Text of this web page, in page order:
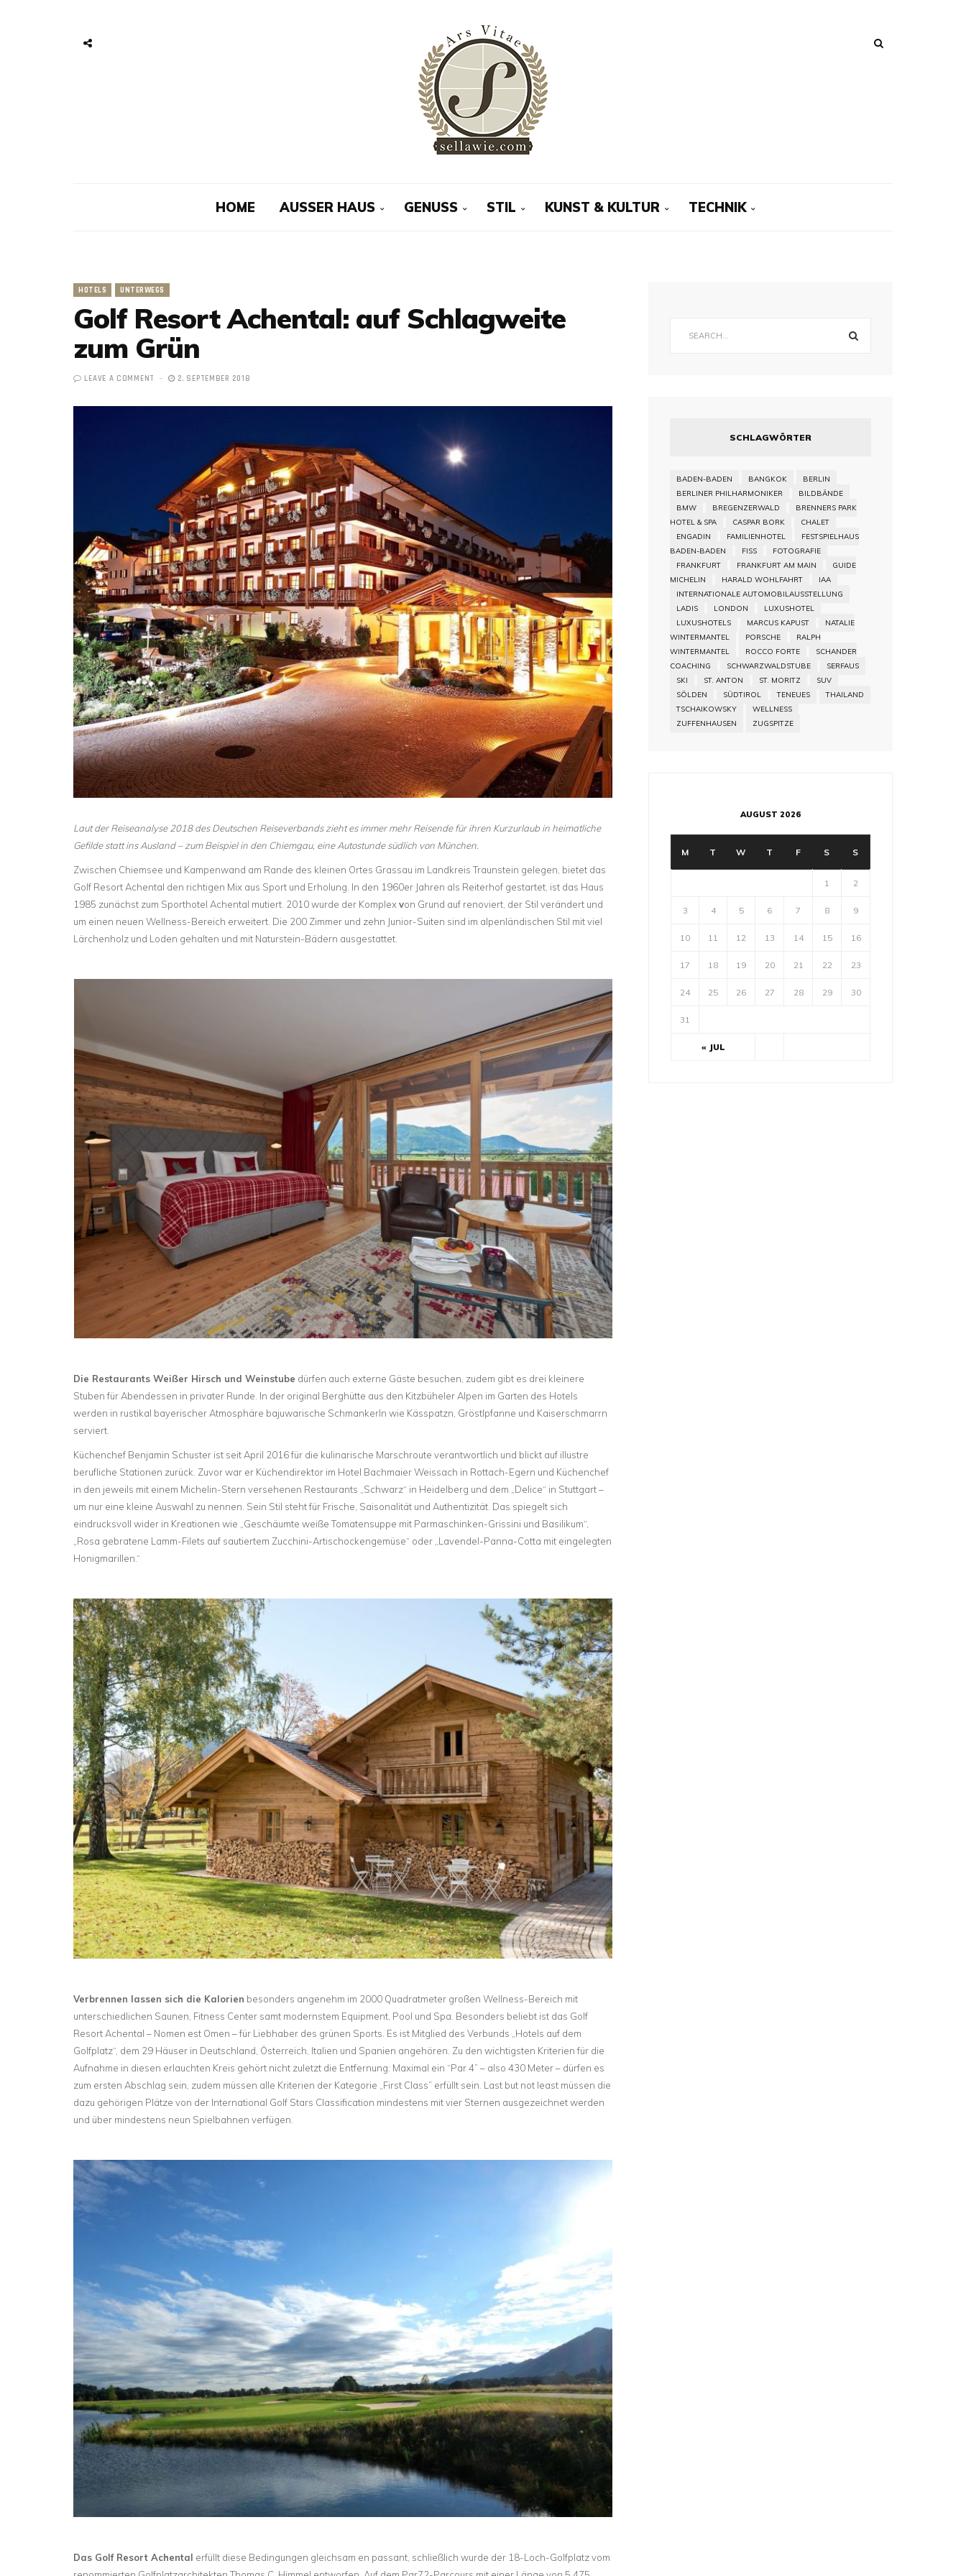
HOME AUSSER HAUS GENUSS STIL KUNST & KULTUR TECHNIK
HOTELS UNTERWEGS
Golf Resort Achental: auf Schlagweite
zum Grün
LEAVE A COMMENT 2. SEPTEMBER 2018
Laut der Reiseanalyse 2018 des Deutschen Reiseverbands zieht es immer mehr Reisende für ihren Kurzurlaub in heimatliche
Gefilde statt ins Ausland – zum Beispiel in den Chiemgau, eine Autostunde südlich von München.
Zwischen Chiemsee und Kampenwand am Rande des kleinen Ortes Grassau im Landkreis Traunstein gelegen, bietet das
Golf Resort Achental den richtigen Mix aus Sport und Erholung. In den 1960er Jahren als Reiterhof gestartet, ist das Haus
1985 zunächst zum Sporthotel Achental mutiert. 2010 wurde der Komplexvon Grund auf renoviert, der Stil verändert und
um einen neuen Wellness-Bereich erweitert. Die 200 Zimmer und zehn Junior-Suiten sind im alpenländischen Stil mit viel
Lärchenholz und Loden gehalten und mit Naturstein-Bädern ausgestattet.
Die Restaurants Weißer Hirsch und Weinstube dürfen auch externe Gäste besuchen, zudem gibt es drei kleinere
Stuben für Abendessen in privater Runde. In der original Berghütte aus den Kitzbüheler Alpen im Garten des Hotels
werden in rustikal bayerischer Atmosphäre bajuwarische Schmankerln wie Kässpatzn, Gröstlpfanne und Kaiserschmarrn
serviert.
Küchenchef Benjamin Schuster ist seit April 2016 für die kulinarische Marschroute verantwortlich und blickt auf illustre
berufliche Stationen zurück. Zuvor war er Küchendirektor im Hotel Bachmaier Weissach in Rottach-Egern und Küchenchef
in den jeweils mit einem Michelin-Stern versehenen Restaurants „Schwarz“ in Heidelberg und dem „Delice“ in Stuttgart –
um nur eine kleine Auswahl zu nennen. Sein Stil steht für Frische, Saisonalität und Authentizität. Das spiegelt sich
eindrucksvoll wider in Kreationen wie „Geschäumte weiße Tomatensuppe mit Parmaschinken-Grissini und Basilikum“,
„Rosa gebratene Lamm-Filets auf sautiertem Zucchini-Artischockengemüse“ oder „Lavendel-Panna-Cotta mit eingelegten
Honigmarillen.“
Verbrennen lassen sich die Kalorien besonders angenehm im 2000 Quadratmeter großen Wellness-Bereich mit
unterschiedlichen Saunen, Fitness Center samt modernstem Equipment, Pool und Spa. Besonders beliebt ist das Golf
Resort Achental – Nomen est Omen – für Liebhaber des grünen Sports. Es ist Mitglied des Verbunds „Hotels auf dem
Golfplatz“, dem 29 Häuser in Deutschland, Österreich, Italien und Spanien angehören. Zu den wichtigsten Kriterien für die
Aufnahme in diesen erlauchten Kreis gehört nicht zuletzt die Entfernung: Maximal ein “Par 4” – also 430 Meter – dürfen es
zum ersten Abschlag sein, zudem müssen alle Kriterien der Kategorie „First Class” erfüllt sein. Last but not least müssen die
dazu gehörigen Plätze von der International Golf Stars Classification mindestens mit vier Sternen ausgezeichnet werden
und über mindestens neun Spielbahnen verfügen.
Das Golf Resort Achental erfüllt diese Bedingungen gleichsam en passant, schließlich wurde der 18-Loch-Golfplatz vom
SCHLAGWÖRTER
BADEN-BADEN BANGKOK
BERLIN
BERLINER PHILHARMONIKER
BILDBÄNDE
BMW
BREGENZERWALD
BRENNERS PARK
HOTEL & SPA
CASPAR BORK
CHALET
ENGADIN
FAMILIENHOTEL
FESTSPIELHAUS
BADEN-BADEN
FISS
FOTOGRAFIE
FRANKFURT
FRANKFURT AM MAIN
GUIDE
MICHELIN
HARALD WOHLFAHRT
IAA
INTERNATIONALE AUTOMOBILAUSSTELLUNG
LADIS
LONDON
LUXUSHOTEL
LUXUSHOTELS
MARCUS KAPUST
NATALIE
WINTERMANTEL
PORSCHE
RALPH
WINTERMANTEL
ROCCO FORTE
SCHANDER
COACHING
SCHWARZWALDSTUBE
SERFAUS
SKI
ST. ANTON ST. MORITZ
SUV
SÖLDEN
SÜDTIROL TENEUES
THAILAND
TSCHAIKOWSKY
WELLNESS
ZUFFENHAUSEN
ZUGSPITZE
AUGUST 2026
M T W T F S S
« JUL
1 2
3 4 5 6 7 8 9
10 11 12 13 14 15 16
17 18 19 20 21 22 23
24 25 26 27 28 29 30
31